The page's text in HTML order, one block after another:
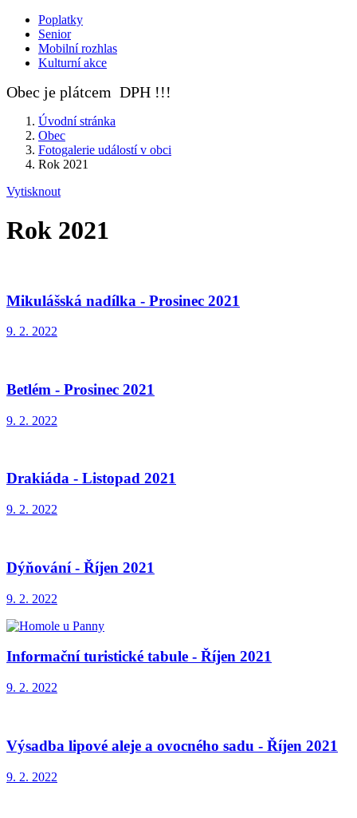
Poplatky
Senior
Mobilní rozhlas
Kulturní akce
Obec je plátcem DPH !!!
Úvodní stránka
Obec
Fotogalerie událostí v obci
Rok 2021
Vytisknout
Rok 2021
Mikulášská nadílka - Prosinec 2021
9. 2. 2022
Betlém - Prosinec 2021
9. 2. 2022
Drakiáda - Listopad 2021
9. 2. 2022
Dýňování - Říjen 2021
9. 2. 2022
Informační turistické tabule - Říjen 2021
9. 2. 2022
Výsadba lipové aleje a ovocného sadu - Říjen 2021
9. 2. 2022